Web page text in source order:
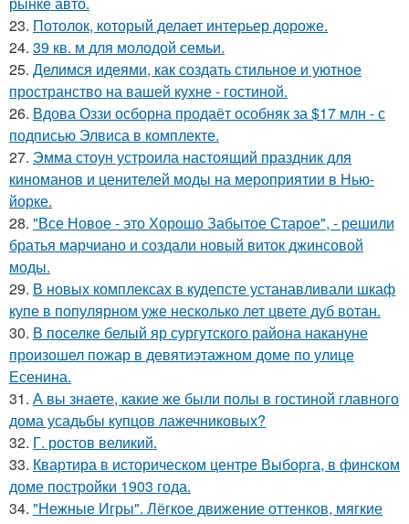
23. Потолок, который делает интерьер дороже.
24. 39 кв. м для молодой семьи.
25. Делимся идеями, как создать стильное и уютное
пространство на вашей кухне - гостиной.
26. Вдова Оззи осборна продаёт особняк за $17 млн - с
подписью Элвиса в комплекте.
27. Эмма стоун устроила настоящий праздник для
киноманов и ценителей моды на мероприятии в Нью-
йорке.
28. "Все Новое - это Хорошо Забытое Старое", - решили
братья марчиано и создали новый виток джинсовой
моды.
29. В новых комплексах в кудепсте устанавливали шкаф
купе в популярном уже несколько лет цвете дуб вотан.
30. В поселке белый яр сургутского района накануне
произошел пожар в девятиэтажном доме по улице
Есенина.
31. А вы знаете, какие же были полы в гостиной главного
дома усадьбы купцов лажечниковых?
32. Г. ростов великий.
33. Квартира в историческом центре Выборга, в финском
доме постройки 1903 года.
34. "Нежные Игры". Лёгкое движение оттенков, мягкие